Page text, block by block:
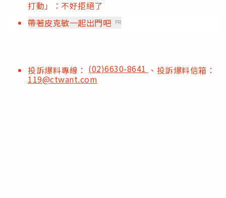
打動」：不好拒絕了
帶著皮克敏一起出門吧 PR
投訴爆料專線： (02)6630-8641 、投訴爆料信箱：
119@ctwant.com